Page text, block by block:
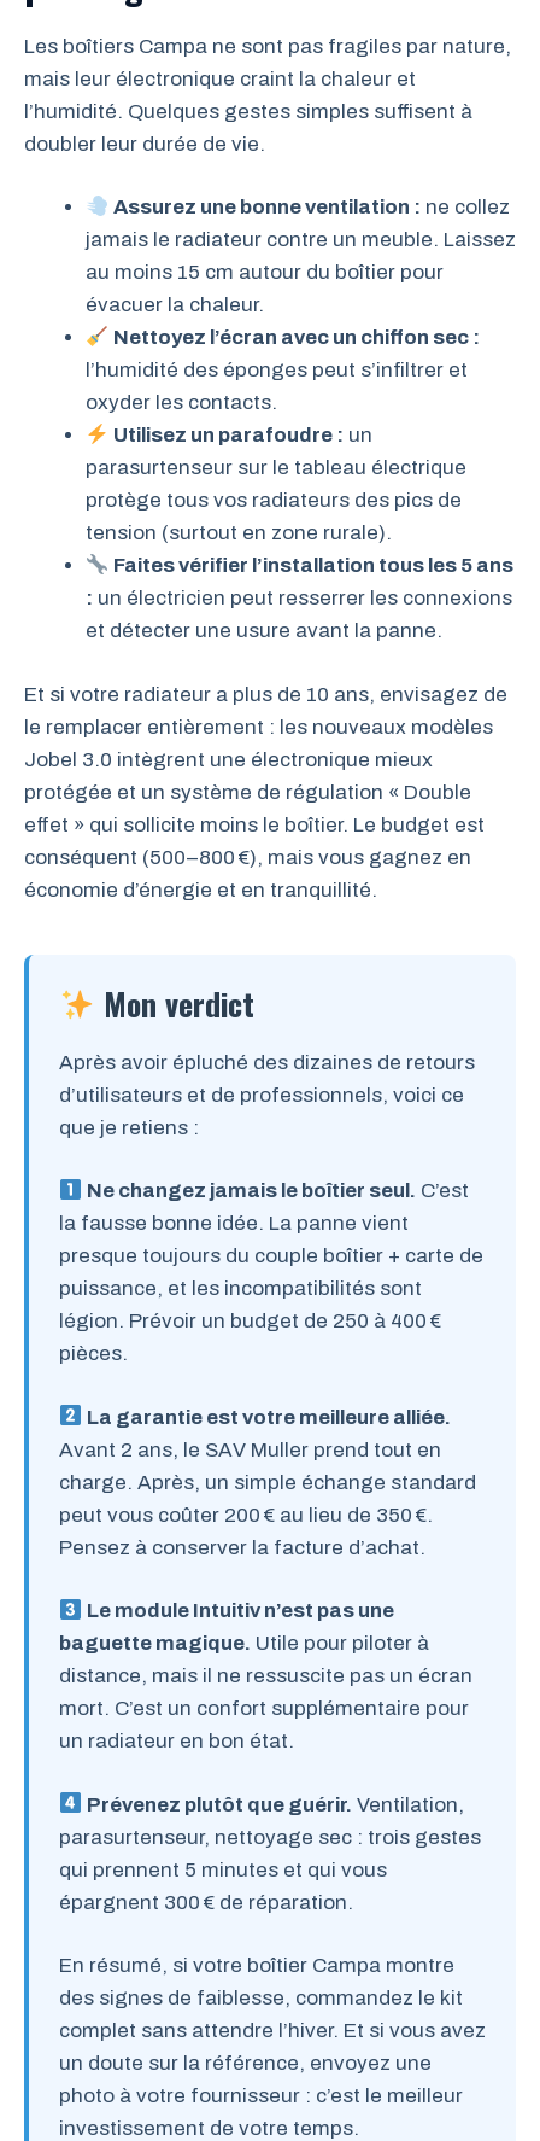
Les boîtiers Campa ne sont pas fragiles par nature,
mais leur électronique craint la chaleur et
l’humidité. Quelques gestes simples suffisent à
doubler leur durée de vie.
Assurez une bonne ventilation : ne collez
jamais le radiateur contre un meuble. Laissez
au moins 15 cm autour du boîtier pour
évacuer la chaleur.
Nettoyez l’écran avec un chiffon sec :
l’humidité des éponges peut s’infiltrer et
oxyder les contacts.
Utilisez un parafoudre : un
parasurtenseur sur le tableau électrique
protège tous vos radiateurs des pics de
tension (surtout en zone rurale).
Faites vérifier l’installation tous les 5 ans
: un électricien peut resserrer les connexions
et détecter une usure avant la panne.
Et si votre radiateur a plus de 10 ans, envisagez de
le remplacer entièrement : les nouveaux modèles
Jobel 3.0 intègrent une électronique mieux
protégée et un système de régulation « Double
effet » qui sollicite moins le boîtier. Le budget est
conséquent (500–800 €), mais vous gagnez en
économie d’énergie et en tranquillité.
Mon verdict
Après avoir épluché des dizaines de retours
d’utilisateurs et de professionnels, voici ce
que je retiens :
Ne changez jamais le boîtier seul. C’est
la fausse bonne idée. La panne vient
presque toujours du couple boîtier + carte de
puissance, et les incompatibilités sont
légion. Prévoir un budget de 250 à 400 €
pièces.
La garantie est votre meilleure alliée.
Avant 2 ans, le SAV Muller prend tout en
charge. Après, un simple échange standard
peut vous coûter 200 € au lieu de 350 €.
Pensez à conserver la facture d’achat.
Le module Intuitiv n’est pas une
baguette magique. Utile pour piloter à
distance, mais il ne ressuscite pas un écran
mort. C’est un confort supplémentaire pour
un radiateur en bon état.
Prévenez plutôt que guérir. Ventilation,
parasurtenseur, nettoyage sec : trois gestes
qui prennent 5 minutes et qui vous
épargnent 300 € de réparation.
En résumé, si votre boîtier Campa montre
des signes de faiblesse, commandez le kit
complet sans attendre l’hiver. Et si vous avez
un doute sur la référence, envoyez une
photo à votre fournisseur : c’est le meilleur
investissement de votre temps.